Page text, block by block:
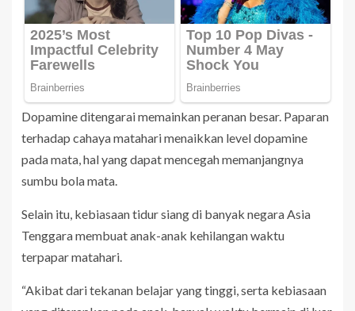
Dopamine ditengarai memainkan peranan besar. Paparan
terhadap cahaya matahari menaikkan level dopamine
pada mata, hal yang dapat mencegah memanjangnya
sumbu bola mata.
Selain itu, kebiasaan tidur siang di banyak negara Asia
Tenggara membuat anak-anak kehilangan waktu
terpapar matahari.
“Akibat dari tekanan belajar yang tinggi, serta kebiasaan